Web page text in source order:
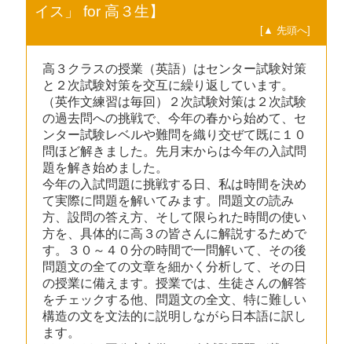
イス」 for 高３生】
[▲ 先頭へ]
高３クラスの授業（英語）はセンター試験対策
と２次試験対策を交互に繰り返しています。
（英作文練習は毎回）２次試験対策は２次試験
の過去問への挑戦で、今年の春から始めて、セ
ンター試験レベルや難問を織り交ぜて既に１０
問ほど解きました。先月末からは今年の入試問
題を解き始めました。
今年の入試問題に挑戦する日、私は時間を決め
て実際に問題を解いてみます。問題文の読み
方、設問の答え方、そして限られた時間の使い
方を、具体的に高３の皆さんに解説するためで
す。３０～４０分の時間で一問解いて、その後
問題文の全ての文章を細かく分析して、その日
の授業に備えます。授業では、生徒さんの解答
をチェックする他、問題文の全文、特に難しい
構造の文を文法的に説明しながら日本語に訳し
ます。